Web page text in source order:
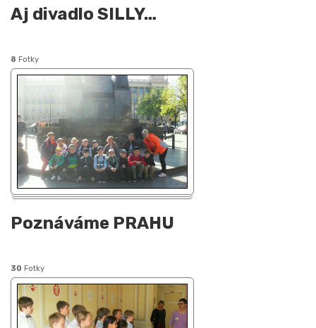
Aj divadlo SILLY…
8 Fotky
Poznáváme PRAHU
30 Fotky